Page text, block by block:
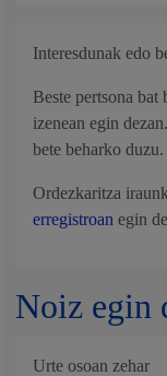
Interesdunak edo
Beste pertsona bat
izenean egin
bete beharko duzu.
Ordezkaritza
erregistroan egin
Noiz egin
Urte osoan zehar